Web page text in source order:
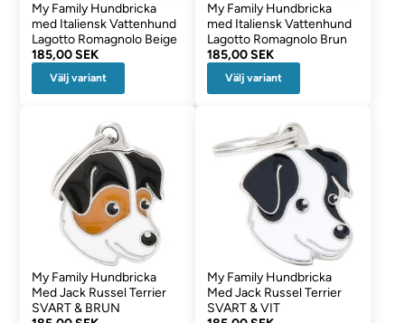
My Family Hundbricka
med Italiensk Vattenhund
Lagotto Romagnolo Beige
185,00 SEK
Välj variant
My Family Hundbricka
med Italiensk Vattenhund
Lagotto Romagnolo Brun
185,00 SEK
Välj variant
My Family Hundbricka
Med Jack Russel Terrier
SVART & BRUN
My Family Hundbricka
Med Jack Russel Terrier
SVART & VIT